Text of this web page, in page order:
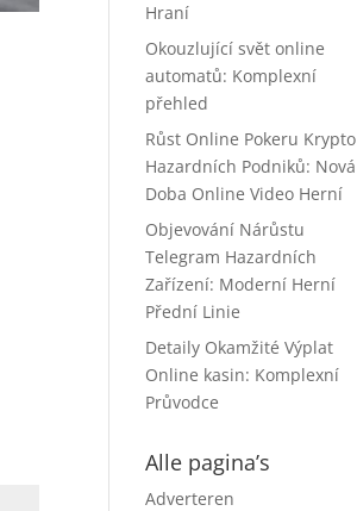
Hraní
Okouzlující svět online
automatů: Komplexní
přehled
Růst Online Pokeru Krypto
Hazardních Podniků: Nová
Doba Online Video Herní
Objevování Nárůstu
Telegram Hazardních
Zařízení: Moderní Herní
Přední Linie
Detaily Okamžité Výplat
Online kasin: Komplexní
Průvodce
Alle pagina’s
Adverteren